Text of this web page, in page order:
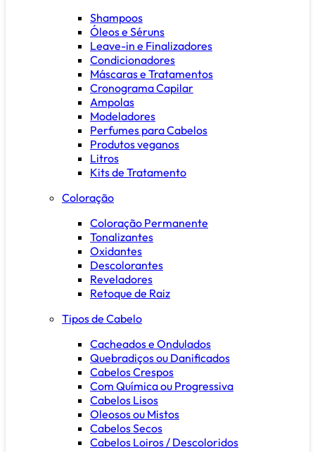
Shampoos
Óleos e Séruns
Leave-in e Finalizadores
Condicionadores
Máscaras e Tratamentos
Cronograma Capilar
Ampolas
Modeladores
Perfumes para Cabelos
Produtos veganos
Litros
Kits de Tratamento
Coloração
Coloração Permanente
Tonalizantes
Oxidantes
Descolorantes
Reveladores
Retoque de Raiz
Tipos de Cabelo
Cacheados e Ondulados
Quebradiços ou Danificados
Cabelos Crespos
Com Química ou Progressiva
Cabelos Lisos
Oleosos ou Mistos
Cabelos Secos
Cabelos Loiros / Descoloridos